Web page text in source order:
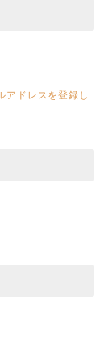
アドレスを登録し